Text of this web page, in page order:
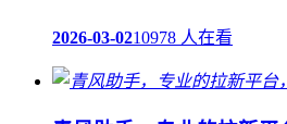
2026-03-0210978 人在看